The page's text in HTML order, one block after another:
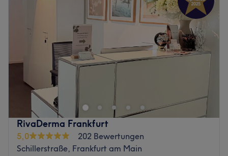
10:00–20:00
10:00–20:00
Samstag
10:00 –18:00
Sonntag
10:00 –17:00
Bei Main Glow Cosmetics in Frankfurt am Main dreht sich
alles um strahlende Haut und echte Wohlfühlmomente.
Das Studio kombiniert moderne Beauty-Treatments mit
einer entspannten, stilvollen Atmosphäre, in der du den
Alltag hinter dir lassen kannst. Individuell abgestimmte
Behandlungen sorgen für sichtbare Ergebnisse und einen
natürlichen Glow – perfekt für deine persönliche Auszeit.
RivaDerma Frankfurt
5,0
202 Bewertungen
Schillerstraße, Frankfurt am Main